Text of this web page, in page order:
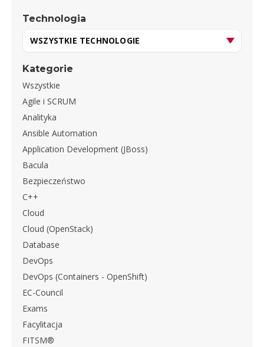
Technologia
Kategorie
Wszystkie
Agile i SCRUM
Analityka
Ansible Automation
Application Development (JBoss)
Bacula
Bezpieczeństwo
C++
Cloud
Cloud (OpenStack)
Database
DevOps
DevOps (Containers - OpenShift)
EC-Council
Exams
Facylitacja
FITSM®